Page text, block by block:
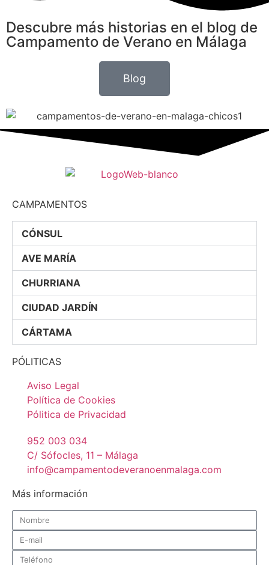
Descubre más historias en el blog de
Campamento de Verano en Málaga
Blog
CAMPAMENTOS
CÓNSUL
AVE MARÍA
CHURRIANA
CIUDAD JARDÍN
CÁRTAMA
PÓLITICAS
Aviso Legal
Política de Cookies
Pólitica de Privacidad
952 003 034
C/ Sófocles, 11 – Málaga
info@campamentodeveranoenmalaga.com
Más información